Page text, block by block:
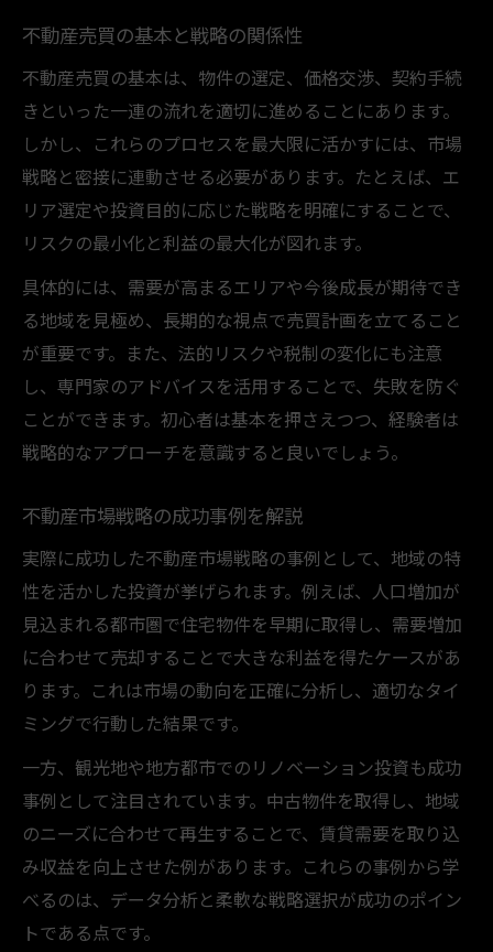
裏話から学ぶ不動産市場戦略の本質
競争優位を築く不動産売買の秘訣
不動産売買の基本と戦略の関係性
不動産売買の基本は、物件の選定、価格交渉、契約手続
きといった一連の流れを適切に進めることにあります。
しかし、これらのプロセスを最大限に活かすには、市場
戦略と密接に連動させる必要があります。たとえば、エ
リア選定や投資目的に応じた戦略を明確にすることで、
リスクの最小化と利益の最大化が図れます。
具体的には、需要が高まるエリアや今後成長が期待でき
る地域を見極め、長期的な視点で売買計画を立てること
が重要です。また、法的リスクや税制の変化にも注意
し、専門家のアドバイスを活用することで、失敗を防ぐ
ことができます。初心者は基本を押さえつつ、経験者は
戦略的なアプローチを意識すると良いでしょう。
不動産市場戦略の成功事例を解説
実際に成功した不動産市場戦略の事例として、地域の特
性を活かした投資が挙げられます。例えば、人口増加が
見込まれる都市圏で住宅物件を早期に取得し、需要増加
に合わせて売却することで大きな利益を得たケースがあ
ります。これは市場の動向を正確に分析し、適切なタイ
ミングで行動した結果です。
一方、観光地や地方都市でのリノベーション投資も成功
事例として注目されています。中古物件を取得し、地域
のニーズに合わせて再生することで、賃貸需要を取り込
み収益を向上させた例があります。これらの事例から学
べるのは、データ分析と柔軟な戦略選択が成功のポイン
トである点です。